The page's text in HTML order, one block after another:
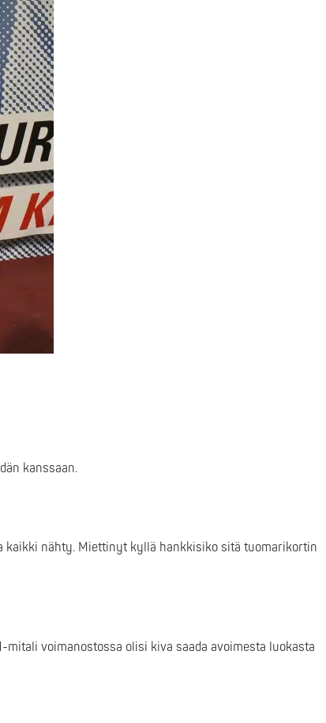
kanssaan.
kaikki nähty. Miettinyt kyllä hankkisiko sitä tuomarikortin
voimanostossa olisi kiva saada avoimesta luokasta